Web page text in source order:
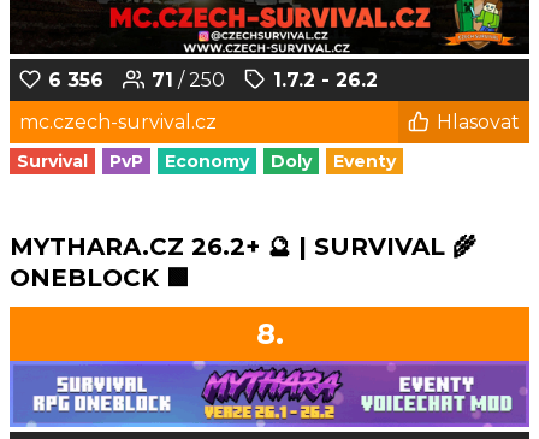
6 356 71 / 250
1.7.2 - 26.2
mc.czech-survival.cz
Hlasovat
Survival PvP Economy Doly Eventy
MYTHARA.CZ 26.2+ 🔮 | SURVIVAL 🌾
ONEBLOCK 🟩
8.